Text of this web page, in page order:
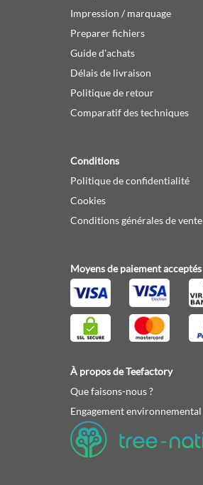
Impression / marquage
Preparer fichiers
Guide d'achats
Délais de livraison
Politique de retour
Comparatif des techniques
Conditions
Politique de confidentialité
Cookies
Conditions générales de vente
Moyens de paiement acceptés
À propos de Teefactory
Que faisons-nous ?
Engagement environnemental